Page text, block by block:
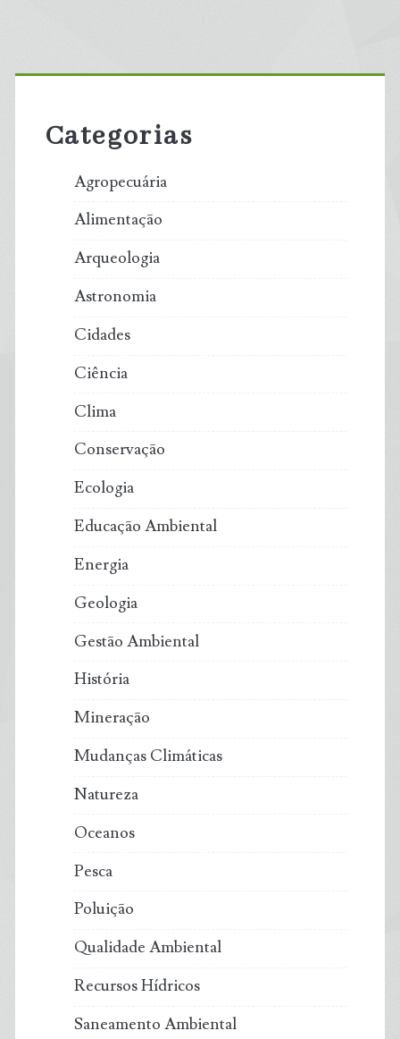
Primary
Sidebar
Categorias
Agropecuária
Alimentação
Arqueologia
Astronomia
Cidades
Ciência
Clima
Conservação
Ecologia
Educação Ambiental
Energia
Geologia
Gestão Ambiental
História
Mineração
Mudanças Climáticas
Natureza
Oceanos
Pesca
Poluição
Qualidade Ambiental
Recursos Hídricos
Saneamento Ambiental